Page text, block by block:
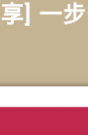
] 一